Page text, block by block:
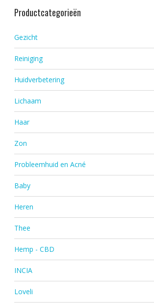
Productcategorieën
Gezicht
Reiniging
Huidverbetering
Lichaam
Haar
Zon
Probleemhuid en Acné
Baby
Heren
Thee
Hemp - CBD
INCIA
Loveli